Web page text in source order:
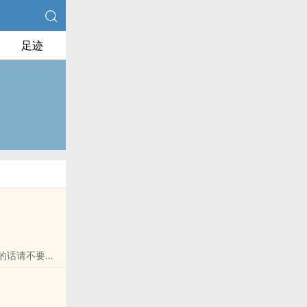
足迹
话请不要忘